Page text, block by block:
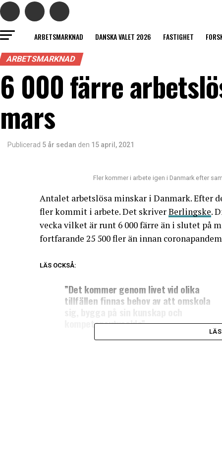
ARBETSMARKNAD DANSKA VALET 2026 FASTIGHET
ARBETSMARKNAD
6 000 färre
mars
Publicerad 5 år sedan den 15 april, 2021
Fler kommer i arbete igen i Danmark efter
Antalet arbetslösa minskar i Danmark. Efter
fler kommit i arbete. Det skriverBerlingske.
vecka vilket är runt 6 000 färre än i slutet på
fortfarande 25 500 fler än innan
LÄS OCKSÅ:
”Det kommer genom livet vid olika
tillfällen finnas behov av att omskola
kompetensutveckla”